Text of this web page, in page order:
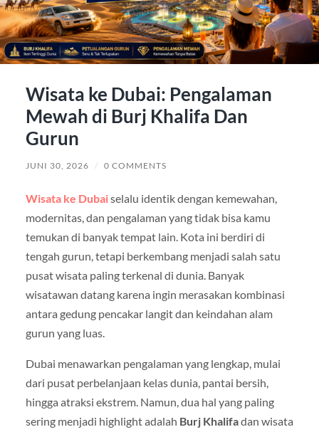
Wisata ke Dubai: Pengalaman
Mewah di Burj Khalifa Dan
Gurun
JUNI 30, 2026 / 0 COMMENTS
Wisata ke Dubaiselalu identik dengan kemewahan,
modernitas, dan pengalaman yang tidak bisa kamu
temukan di banyak tempat lain. Kota ini berdiri di
tengah gurun, tetapi berkembang menjadi salah satu
pusat wisata paling terkenal di dunia. Banyak
wisatawan datang karena ingin merasakan kombinasi
antara gedung pencakar langit dan keindahan alam
gurun yang luas.
Dubai menawarkan pengalaman yang lengkap, mulai
dari pusat perbelanjaan kelas dunia, pantai bersih,
hingga atraksi ekstrem. Namun, dua hal yang paling
sering menjadi highlight adalah Burj Khalifadan wisata